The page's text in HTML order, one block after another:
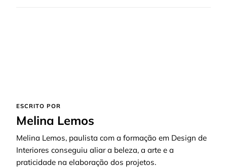
ESCRITO POR
Melina Lemos
Melina Lemos, paulista com a formação em Design de
Interiores conseguiu aliar a beleza, a arte e a
praticidade na elaboração dos projetos.